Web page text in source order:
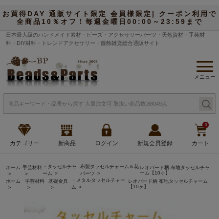
お買得DAY 通販サイト限定 会員様限定| クーポン利用で
全商品10％オフ！毎週金曜日00:00～23:59まで
日本最大級のハンドメイド素材・ビーズ・アクセサリーパーツ・天然資材・手芸材
料・DIY材料・トレンドアクセサリー・服飾雑貨総合通販サイト
メニュー
カテゴリー 新商品 ログイン 新規会員登録
0
カート
ホーム 手芸材料 ・タッセルチャ
ーム
布製タッセルチャーム＆花
パーツ
レオパード柄 布地タッセルチャ
ーム【10ヶ】
ホーム
手芸材料 基礎金具
・メタルタッセルチャー
ム
レオパード柄 布地タッセルチャーム
【10ヶ】